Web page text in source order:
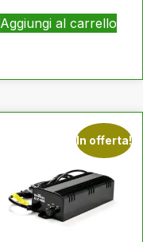
Aggiungi al carrello
In offerta!